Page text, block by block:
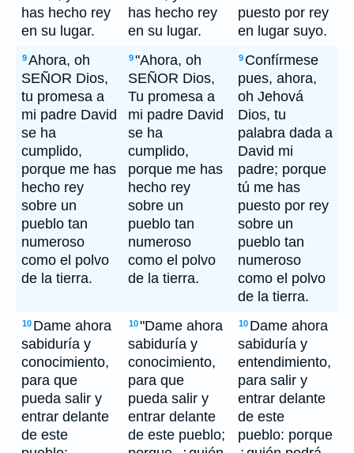
has hecho rey
en su lugar.
has hecho rey
en su lugar.
puesto por rey
en lugar suyo.
9Ahora, oh
SEÑOR Dios,
tu promesa a
mi padre David
se ha
cumplido,
porque me has
hecho rey
sobre un
pueblo tan
numeroso
como el polvo
de la tierra.
9"Ahora, oh
SEÑOR Dios,
Tu promesa a
mi padre David
se ha
cumplido,
porque me has
hecho rey
sobre un
pueblo tan
numeroso
como el polvo
de la tierra.
9 Confírmese
pues, ahora,
oh Jehová
Dios, tu
palabra dada a
David mi
padre; porque
tú me has
puesto por rey
sobre un
pueblo tan
numeroso
como el polvo
de la tierra.
10 Dame ahora
sabiduría y
conocimiento,
para que
pueda salir y
entrar delante
de este
10"Dame ahora
sabiduría y
conocimiento,
para que
pueda salir y
entrar delante
de este pueblo;
10 Dame ahora
sabiduría y
entendimiento,
para salir y
entrar delante
de este
pueblo: porque